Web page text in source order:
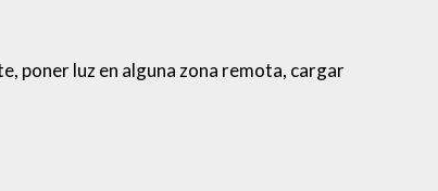
poner luz en alguna zona remota, cargar